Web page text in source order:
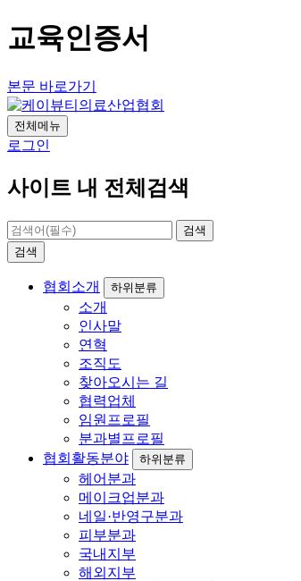
교육인증서
본문 바로가기
전체메뉴
로그인
사이트 내 전체검색
검색
검색
협회소개 하위분류
소개
인사말
연혁
조직도
찾아오시는 길
협력업체
임원프로필
분과별프로필
협회활동분야
하위분류
헤어분과
메이크업분과
네일·반영구분과
피부분과
국내지부
해외지부